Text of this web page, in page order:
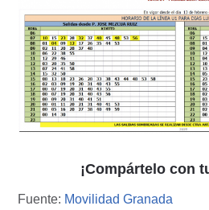
¡Compártelo con
Fuente: Movilidad Granada